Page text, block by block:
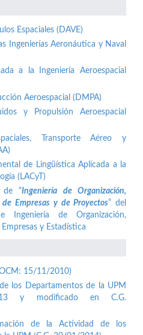
Espaciales (DAVE)
Ingenierías Aeronáutica y Naval
a la Ingeniería Aeroespacial
Aeroespacial (DMPA)
y Propulsión Aeroespacial
Transporte Aéreo y
de Lingüística Aplicada a la
(LACyT)
de “Ingeniería de Organización,
de Empresas y de Proyectos” del
Ingeniería de Organización,
y Estadística
15/11/2010)
los Departamentos de la UPM
y modificado en C.G.
de la Actividad de los